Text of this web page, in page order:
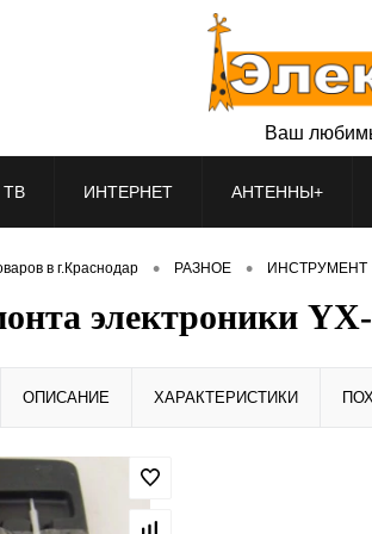
Ваш
ТВ ИНТЕРНЕТ АНТЕННЫ+
в г.Краснодар • РАЗНОЕ • ИНСТРУМЕНТ
электроники
ОПИСАНИЕ ХАРАКТЕРИСТИКИ